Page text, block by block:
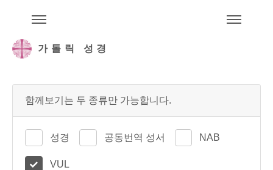
가톨릭 성경
함께보기는 두 종류만 가능합니다.
성경 공동번역 성서 NAB
VUL